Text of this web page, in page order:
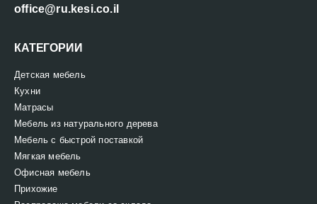
office@ru.kesi.co.il
КАТЕГОРИИ
Детская мебель
Кухни
Матрасы
Мебель из натурального дерева
Мебель с быстрой поставкой
Мягкая мебель
Офисная мебель
Прихожие